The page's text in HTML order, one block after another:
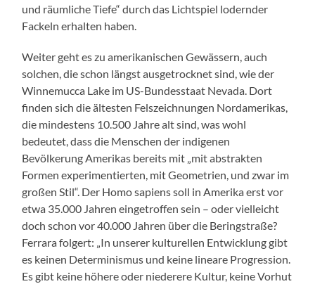
und räumliche Tiefe“ durch das Lichtspiel lodernder
Fackeln erhalten haben.
Weiter geht es zu amerikanischen Gewässern, auch
solchen, die schon längst ausgetrocknet sind, wie der
Winnemucca Lake im US-Bundesstaat Nevada. Dort
finden sich die ältesten Felszeichnungen Nordamerikas,
die mindestens 10.500 Jahre alt sind, was wohl
bedeutet, dass die Menschen der indigenen
Bevölkerung Amerikas bereits mit „mit abstrakten
Formen experimentierten, mit Geometrien, und zwar im
großen Stil“. Der Homo sapiens soll in Amerika erst vor
etwa 35.000 Jahren eingetroffen sein – oder vielleicht
doch schon vor 40.000 Jahren über die Beringstraße?
Ferrara folgert: „In unserer kulturellen Entwicklung gibt
es keinen Determinismus und keine lineare Progression.
Es gibt keine höhere oder niederere Kultur, keine Vorhut